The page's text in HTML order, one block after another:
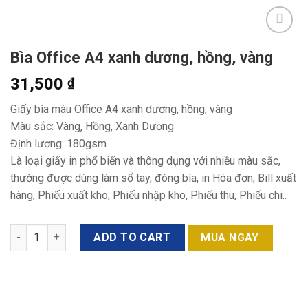
Bìa Office A4 xanh dương, hồng, vàng
31,500 ₫
Giấy bìa màu Office A4 xanh dương, hồng, vàng
Màu sắc: Vàng, Hồng, Xanh Dương
Định lượng: 180gsm
Là loại giấy in phổ biến và thông dụng với nhiều màu sắc,
thường được dùng làm sổ tay, đóng bìa, in Hóa đơn, Bill xuất
hàng, Phiếu xuất kho, Phiếu nhập kho, Phiếu thu, Phiếu chi..
Quantity ADD TO CART MUA NGAY